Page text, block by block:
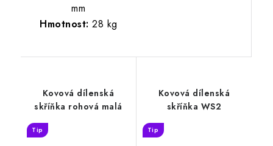
mm
Hmotnost: 28 kg
Kovová dílenská
skříňka rohová malá
Tip
Kovová dílenská
skříňka WS2
Tip